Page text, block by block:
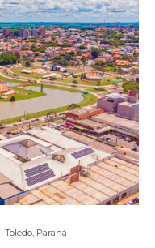
Toledo, Paraná